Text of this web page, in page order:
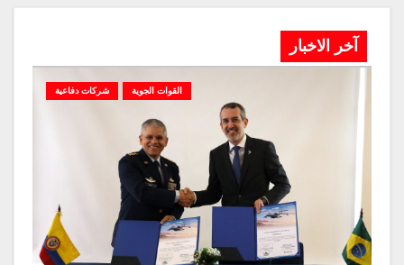
آخر الاخبار
القوات الجوية شركات دفاعية